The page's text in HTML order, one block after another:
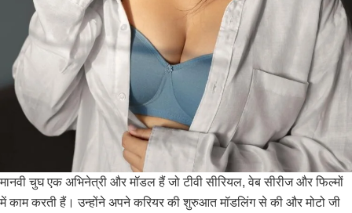
मानवी चुघ एक अभिनेत्री और मॉडल हैं जो टीवी सीरियल, वेब सीरीज और फिल्मों
में काम करती हैं। उन्होंने अपने करियर की शुरुआत मॉडलिंग से की और मोटो जी